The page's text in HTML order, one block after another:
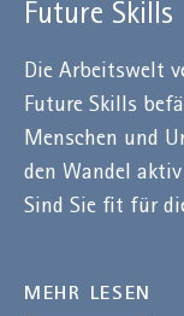
Future Skills
Die Arbeitswelt
Future Skills
Menschen und
den Wandel
Sind Sie fit für
MEHR LESEN